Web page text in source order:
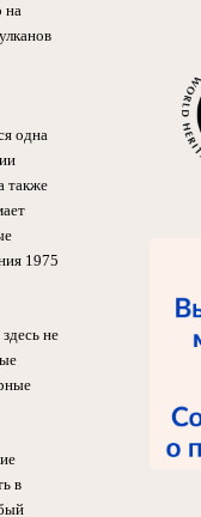
на
одна
также
1975
не
в